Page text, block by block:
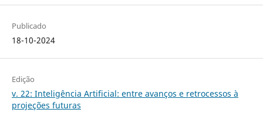
Publicado
18-10-2024
Edição
v. 22: Inteligência Artificial: entre avanços e retrocessos à
projeções futuras